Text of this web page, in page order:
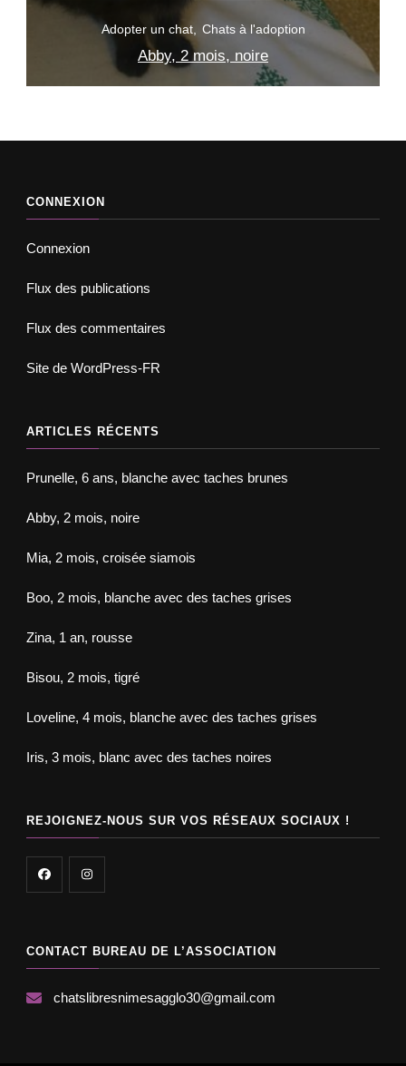
Adopter un chat Chats à l'adoption
Abby, 2 mois, noire
CONNEXION
Connexion
Flux des publications
Flux des commentaires
Site de WordPress-FR
ARTICLES RÉCENTS
Prunelle, 6 ans, blanche avec taches brunes
Abby, 2 mois, noire
Mia, 2 mois, croisée siamois
Boo, 2 mois, blanche avec des taches grises
Zina, 1 an, rousse
Bisou, 2 mois, tigré
Loveline, 4 mois, blanche avec des taches grises
Iris, 3 mois, blanc avec des taches noires
REJOIGNEZ-NOUS SUR VOS RÉSEAUX SOCIAUX !
CONTACT BUREAU DE L’ASSOCIATION
chatslibresnimesagglo30@gmail.com